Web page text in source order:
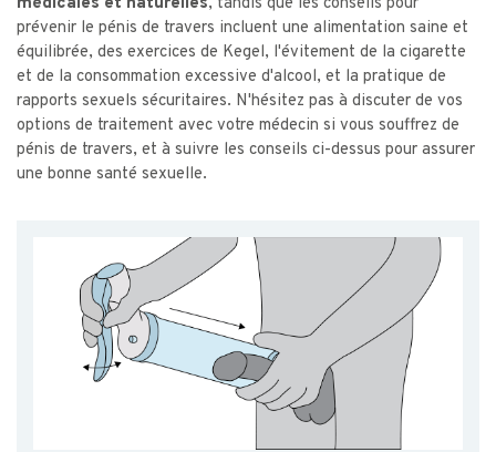
prévenir le pénis de travers incluent une alimentation saine et
équilibrée, des exercices de Kegel, l'évitement de la cigarette
et de la consommation excessive d'alcool, et la pratique de
rapports sexuels sécuritaires. N'hésitez pas à discuter de vos
options de traitement avec votre médecin si vous souffrez de
pénis de travers, et à suivre les conseils ci-dessus pour assurer
une bonne santé sexuelle.